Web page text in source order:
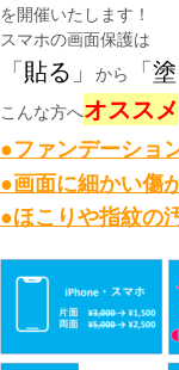
を開催いたします！
スマホの画面保護は
「 貼る 」 から 「
こんな方へオススメ
●ファンデーショ
●画面に細かい傷
●ほこりや指紋の